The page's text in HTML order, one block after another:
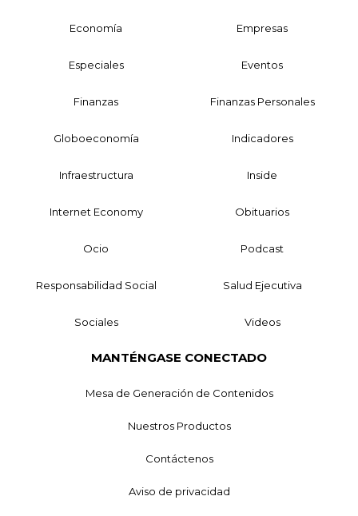
Economía Empresas
Especiales Eventos
Finanzas Finanzas Personales
Globoeconomía Indicadores
Infraestructura Inside
Internet Economy Obituarios
Ocio Podcast
Responsabilidad Social Salud Ejecutiva
Sociales Videos
MANTÉNGASE CONECTADO
Mesa de Generación de Contenidos
Nuestros Productos
Contáctenos
Aviso de privacidad